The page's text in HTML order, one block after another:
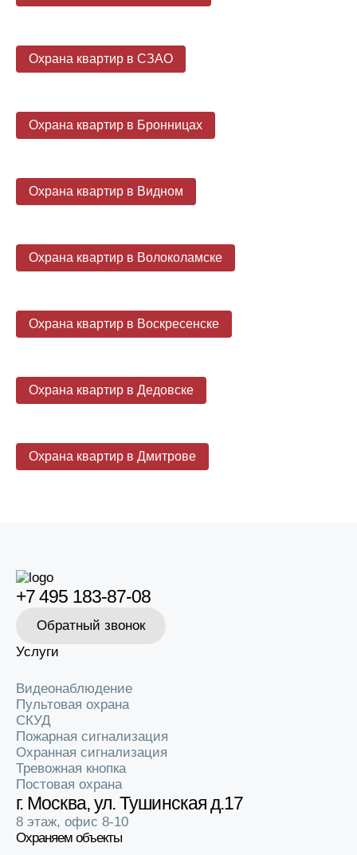
Охрана квартир в СЗАО
Охрана квартир в Бронницах
Охрана квартир в Видном
Охрана квартир в Волоколамске
Охрана квартир в Воскресенске
Охрана квартир в Дедовске
Охрана квартир в Дмитрове
+7 495 183-87-08
Обратный звонок
Услуги
Видеонаблюдение
Пультовая охрана
СКУД
Пожарная сигнализация
Охранная сигнализация
Тревожная кнопка
Постовая охрана
г. Москва, ул. Тушинская д.17
8 этаж, офис 8-10
Охраняем объекты